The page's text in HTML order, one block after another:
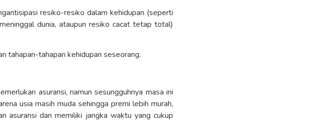
resiko-resiko dalam kehidupan (seperti
dunia, ataupun resiko cacat tetap total)
tahapan-tahapan kehidupan seseorang.
asuransi, namun sesungguhnya masa ini
usia masih muda sehingga premi lebih murah,
asuransi dan memiliki jangka waktu yang cukup